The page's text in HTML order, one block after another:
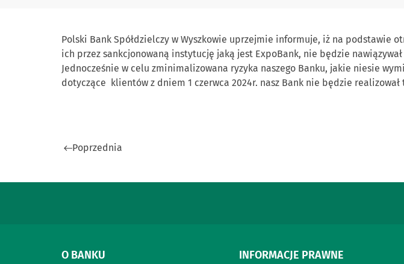
Polski Bank Spółdzielczy w Wyszkowie uprzejmie informuje, iż na podstawie
ich przez sankcjonowaną instytucję jaką jest ExpoBank, nie będzie nawiązywał
Jednocześnie w celu zminimalizowana ryzyka naszego Banku, jakie niesie
dotyczące klientów z dniem 1 czerwca 2024r. nasz Bank nie będzie
Poprzednia
O BANKU INFORMACJE PRAWNE